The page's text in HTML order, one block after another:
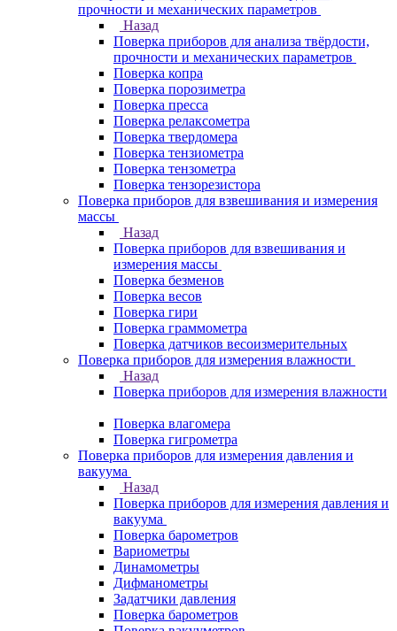
прочности и механических параметров
Назад
Поверка приборов для анализа твёрдости,
прочности и механических параметров
Поверка копра
Поверка порозиметра
Поверка пресса
Поверка релаксометра
Поверка твердомера
Поверка тензиометра
Поверка тензометра
Поверка тензорезистора
Поверка приборов для взвешивания и измерения
массы
Назад
Поверка приборов для взвешивания и
измерения массы
Поверка безменов
Поверка весов
Поверка гири
Поверка граммометра
Поверка датчиков весоизмерительных
Поверка приборов для измерения влажности
Назад
Поверка приборов для измерения влажности
Поверка влагомера
Поверка гигрометра
Поверка приборов для измерения давления и
вакуума
Назад
Поверка приборов для измерения давления и
вакуума
Поверка барометров
Вариометры
Динамометры
Дифманометры
Задатчики давления
Поверка барометров